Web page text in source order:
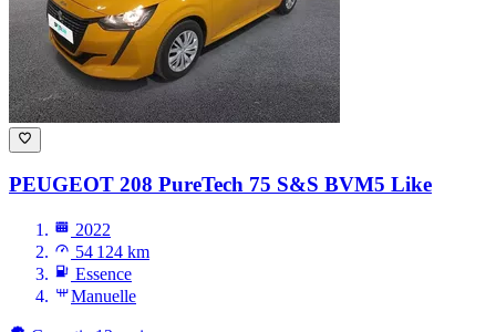
PEUGEOT 208 PureTech 75 S&S BVM5 Like
2022
54 124 km
Essence
Manuelle